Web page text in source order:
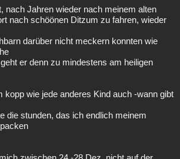
nach Jahren wieder nach meinem alten
nach schöönen Ditzum zu fahren, wieder
darüber nicht meckern konnten wie
er denn zu mindestens am heiligen
kopp wie jede anderes Kind auch -wann gibt
die stunden, das ich endlich meinem